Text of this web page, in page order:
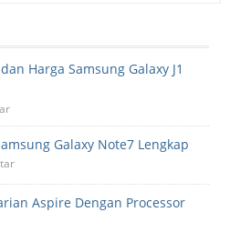
Harga Samsung Galaxy J1
Galaxy Note7 Lengkap
Aspire Dengan Processor